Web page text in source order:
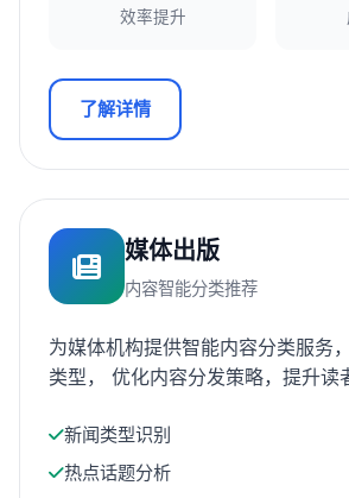
效率提升
了解详情
媒体出版
内容智能分类推荐
为媒体机构提供智能内容分类服务
类型， 优化内容分发策略，提升读
新闻类型识别
热点话题分析